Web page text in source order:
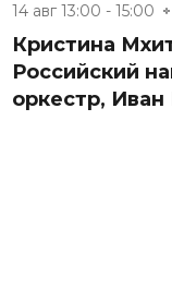
14 авг 13:00 - 15:00
Кристина
Российский
оркестр,